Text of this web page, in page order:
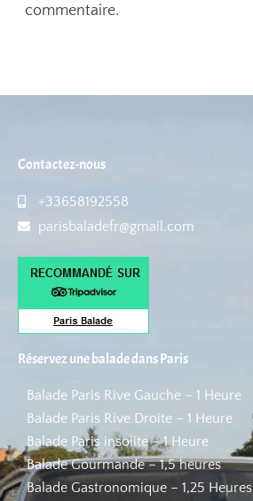
commentaire.
Contactez-nous
+33658192558
parisbaladefr@gmail.com
Réservez une balade dans Paris
Balade Paris Rive Gauche – 1 Heure
Balade Paris Rive Droite – 1 Heure
Balade Paris insolite – 1 Heure
Balade Gourmande – 1,5 heures
Balade Gastronomique – 1,25 Heures